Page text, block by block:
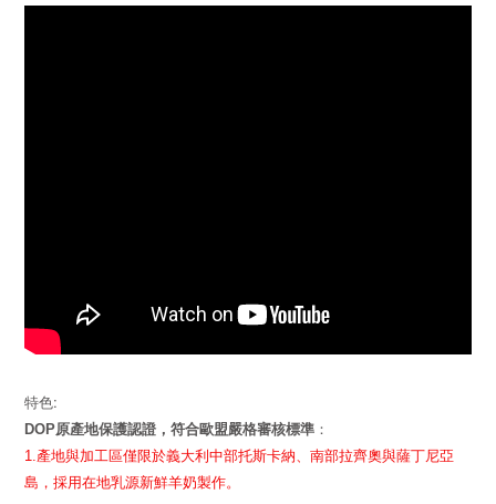
特色:
DOP原產地保護認證，符合歐盟嚴格審核標準 ：
1.產地與加工區僅限於義大利中部托斯卡納、南部拉齊奧與薩丁尼亞
島，採用在地乳源新鮮羊奶製作。